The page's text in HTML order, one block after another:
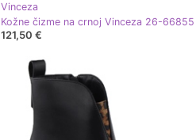
Vinceza
Kožne čizme na crnoj Vinceza 26-66855
121,50 €